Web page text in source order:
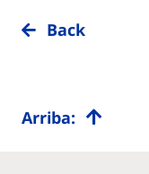
Back
Arriba: